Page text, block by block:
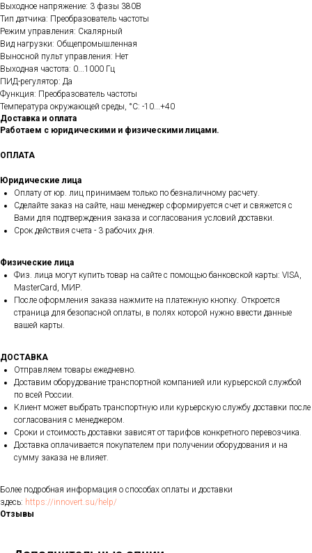
Выходное напряжение: 3 фазы 380В
Тип датчика: Преобразователь частоты
Режим управления: Скалярный
Вид нагрузки: Общепромышленная
Выносной пульт управления: Нет
Выходная частота: 0...1000 Гц
ПИД-регулятор: Да
Функция: Преобразователь частоты
Температура окружающей среды, °C: -10...+40
Доставка и оплата
Работаем с юридическими и физическими лицами.
ОПЛАТА
Юридические лица
Оплату от юр. лиц принимаем только по безналичному расчету.
Сделайте заказ на сайте, наш менеджер сформируется счет и свяжется с
Вами для подтверждения заказа и согласования условий доставки.
Срок действия счета - 3 рабочих дня.
Физические лица
Физ. лица могут купить товар на сайте с помощью банковской карты: VISA,
MasterCard, МИР.
После оформления заказа нажмите на платежную кнопку. Откроется
страница для безопасной оплаты, в полях которой нужно ввести данные
вашей карты.
ДОСТАВКА
Отправляем товары ежедневно.
Доставим оборудование транспортной компанией или курьерской службой
по всей России.
Клиент может выбрать транспортную или курьерскую службу доставки после
согласования с менеджером.
Сроки и стоимость доставки зависят от тарифов конкретного перевозчика.
Доставка оплачивается покупателем при получении оборудования и на
сумму заказа не влияет.
Более подробная информация о способах оплаты и доставки
здесь: https://innovert.su/help/
Отзывы